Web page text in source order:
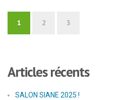
Navigation
des
1 2 3
Articles récents
SALON SIANE 2025 !